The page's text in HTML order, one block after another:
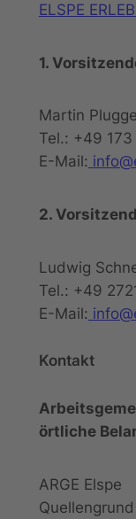
ELSPE
1.
Martin Plugge
Tel.: +49
E-Mail:
2.
Ludwig
Tel.: +49
E-Mail:
Kontakt
örtliche
ARGE Elspe